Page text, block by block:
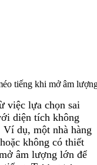
tiếng khi mở âm
việc lựa chọn sai
diện tích không
Ví dụ, một nhà hàng
không có thiết
âm lượng lớn để